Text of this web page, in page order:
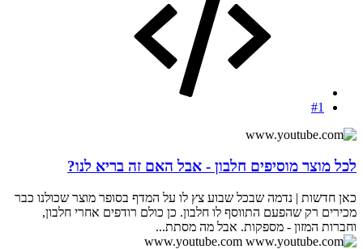
#1
לכל מוצר מוסיפים חלבון - אבל האם זה בריא לנו?
כאן חדשות | נדמה שבכל שבוע צץ לו על המדף בסופר מוצר שכולנו כבר
מכירים רק שהפעם התווסף לו חלבון. כן כולם רודפים אחרי חלבון,
וחברות המזון - מספקות. אבל מה מסתת...
www.youtube.com